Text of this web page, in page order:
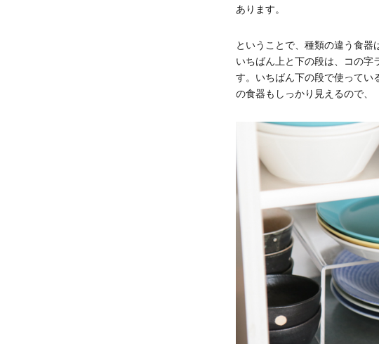
あります。
ということで、種類の違う食器
いちばん上と下の段は、コの字
す。いちばん下の段で使ってい
の食器もしっかり見えるので、